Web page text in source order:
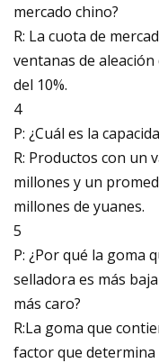
mercado chino?
R: La cuota de
ventanas de
del 10%.
4
P: ¿Cuál es la
R: Productos con un
millones y un
millones de yuanes.
5
P: ¿Por qué la goma
selladora es más
más caro?
R:La goma que
factor que determina